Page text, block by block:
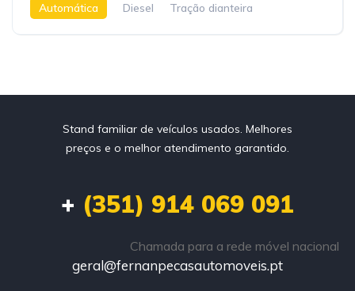
Automática Diesel Tração dianteira
Stand familiar de veículos usados. Melhores
preços e o melhor atendimento garantido.
+ (351) 914 069 091
Chamada para a rede móvel nacional
geral@fernanpecasautomoveis.pt